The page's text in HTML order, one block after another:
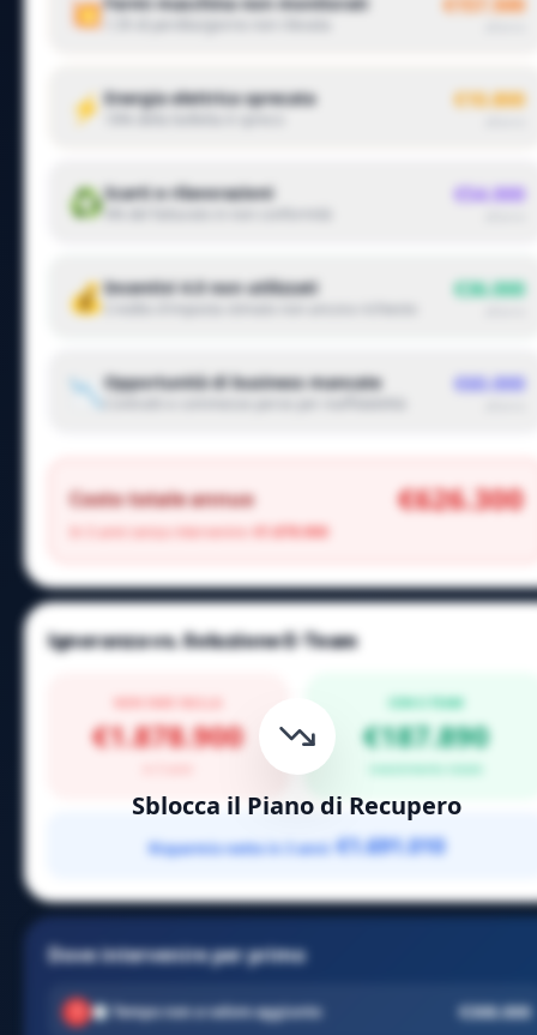
💥
⚡Energia elettrica sprecata €10.800
♻️Scarti e rilavorazioni
4% del fatturato in non conformità
€54.000
💰Incentivi 4.0 non utilizzati €36.000
📉 Opportunità di business mancate €60.000
Costo totale annuo €626.300
In 3 anni senza intervenire: €1.878.900
Ignoranza vs. Soluzione E-Team
€1.878.900
CON E-TEAM
€187.890
Risparmio netto in 3 anni: €1.691.010
Dove intervenire per primo
1 🕐 Tempo non a valore aggiunto €308.000
Sblocca il Piano di Recupero